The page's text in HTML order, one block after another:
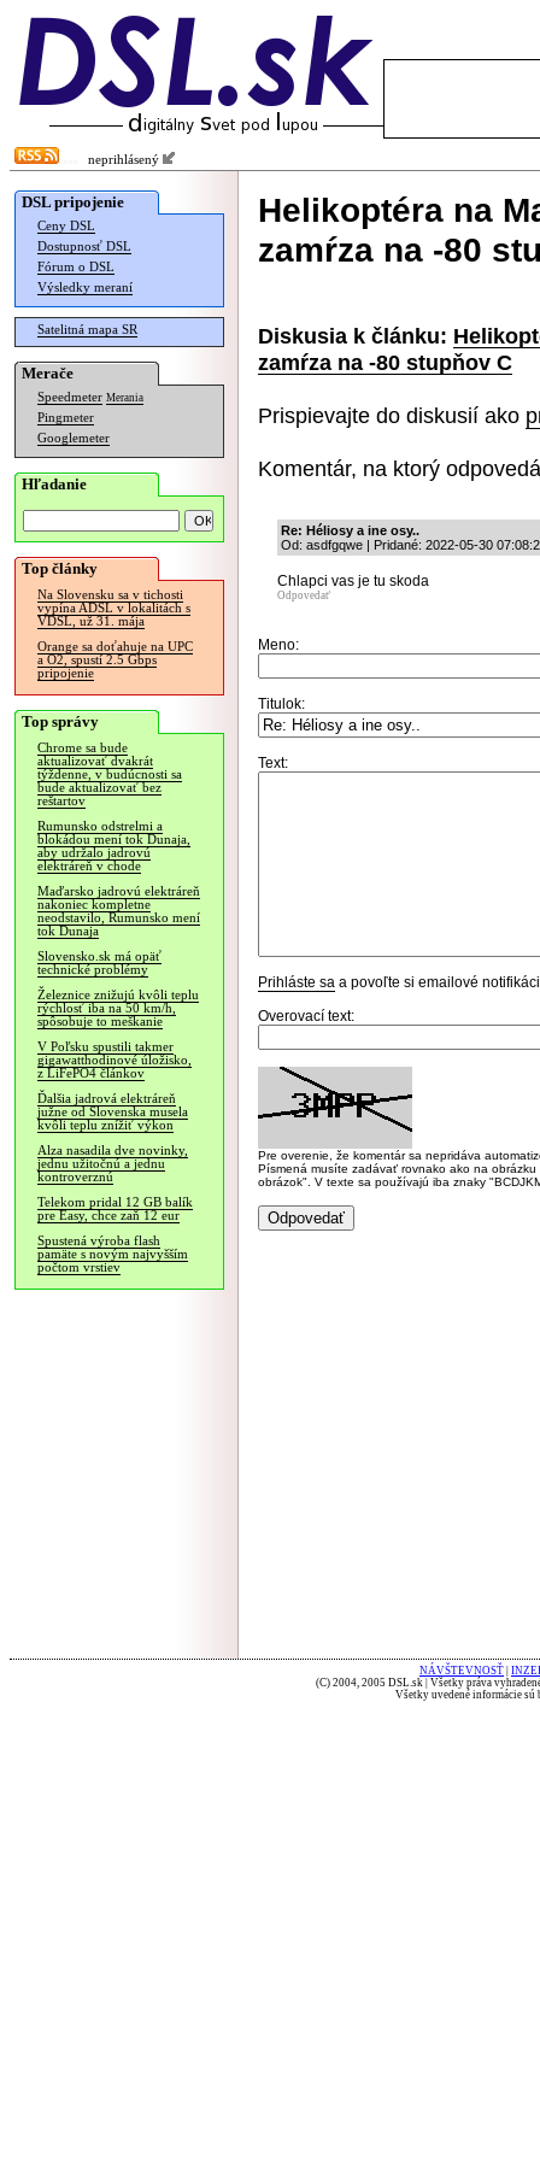
neprihlásený
DSL pripojenie
Ceny DSL
Dostupnosť DSL
Fórum o DSL
Výsledky meraní
Satelitná mapa SR
Merače
Speedmeter Merania
Pingmeter
Googlemeter
Hľadanie
Top články
Na Slovensku sa v tichosti
vypína ADSL v lokalitách s
VDSL, už 31. mája
Orange sa doťahuje na UPC
a O2, spustí 2.5 Gbps
pripojenie
Top správy
Chrome sa bude
aktualizovať dvakrát
týždenne, v budúcnosti sa
bude aktualizovať bez
reštartov
Rumunsko odstrelmi a
blokádou mení tok Dunaja,
aby udržalo jadrovú
elektráreň v chode
Maďarsko jadrovú elektráreň
nakoniec kompletne
neodstavilo, Rumunsko mení
tok Dunaja
Slovensko.sk má opäť
technické problémy
Železnice znižujú kvôli teplu
rýchlosť iba na 50 km/h,
spôsobuje to meškanie
V Poľsku spustili takmer
gigawatthodinové úložisko,
z LiFePO4 článkov
Ďalšia jadrová elektráreň
južne od Slovenska musela
kvôli teplu znížiť výkon
Alza nasadila dve novinky,
jednu užitočnú a jednu
kontroverznú
Telekom pridal 12 GB balík
pre Easy, chce zaň 12 eur
Spustená výroba flash
pamäte s novým najvyšším
počtom vrstiev
Helikoptéra na
zamŕza na -80
Diskusia k článku:
zamŕza na -80 stupňov C
Prispievajte do diskusií ako
Komentár, na ktorý
Re: Héliosy a ine osy..
Od: asdfgqwe | Pridané: 2022-05-30
Chlapci vas je tu skoda
Odpovedať
Meno:
Titulok:
Text:
Prihláste sa a povoľte si emailové
Overovací text:
Pre overenie, že komentár sa nepridáva
Písmená musíte zadávať rovnako ako na
obrázok". V texte sa používajú iba znaky
NÁVŠTEVNOSŤ
(C) 2004, 2005 DSL.sk | Všetky práva
Všetky uvedené informácie sú